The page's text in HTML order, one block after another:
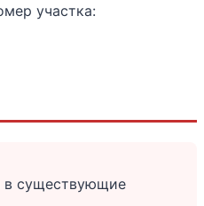
участка:
в существующие